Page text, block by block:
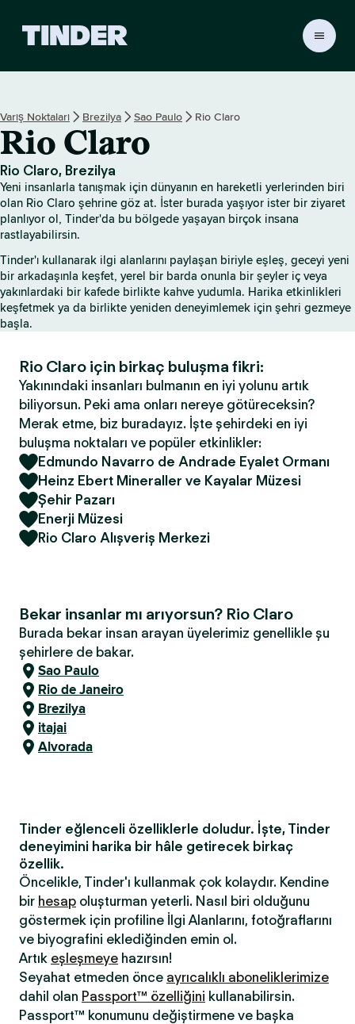
r
A
n
S
a
y
Varış Noktaları Brezilya Sao Paulo Rio Claro
Rio Claro
Rio Claro, Brezilya
Yeni insanlarla tanışmak için dünyanın en hareketli yerlerinden biri
olan Rio Claro şehrine göz at. İster burada yaşıyor ister bir ziyaret
planlıyor ol, Tinder'da bu bölgede yaşayan birçok insana
rastlayabilirsin.
Tinder'ı kullanarak ilgi alanlarını paylaşan biriyle eşleş, geceyi yeni
bir arkadaşınla keşfet, yerel bir barda onunla bir şeyler iç veya
yakınlardaki bir kafede birlikte kahve yudumla. Harika etkinlikleri
keşfetmek ya da birlikte yeniden deneyimlemek için şehri gezmeye
başla.
Rio Claro için birkaç buluşma fikri:
Yakınındaki insanları bulmanın en iyi yolunu artık
biliyorsun. Peki ama onları nereye götüreceksin?
Merak etme, biz buradayız. İşte şehirdeki en iyi
buluşma noktaları ve popüler etkinlikler:
Edmundo Navarro de Andrade Eyalet Ormanı
Heinz Ebert Mineraller ve Kayalar Müzesi
Şehir Pazarı
Enerji Müzesi
Rio Claro Alışveriş Merkezi
Bekar insanlar mı arıyorsun? Rio Claro
Burada bekar insan arayan üyelerimiz genellikle şu
şehirlere de bakar.
Sao Paulo
Rio de Janeiro
Brezilya
itajai
Alvorada
Tinder eğlenceli özelliklerle doludur. İşte, Tinder
deneyimini harika bir hâle getirecek birkaç
özellik.
Öncelikle, Tinder'ı kullanmak çok kolaydır. Kendine
bir hesap oluşturman yeterli. Nasıl biri olduğunu
göstermek için profiline İlgi Alanlarını, fotoğraflarını
ve biyografini eklediğinden emin ol.
Artık eşleşmeye hazırsın!
Seyahat etmeden önce ayrıcalıklı aboneliklerimize
dahil olan Passport™ özelliğini kullanabilirsin.
Passport™ konumunu değiştirmene ve başka